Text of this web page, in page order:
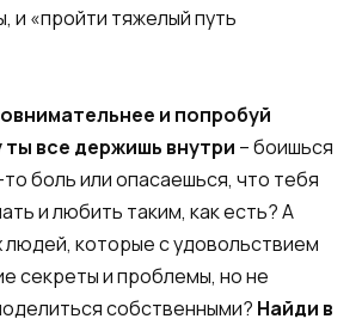
и «пройти тяжелый путь
и попробуй
ты все держишь внутри – боишься
боль или опасаешься, что тебя
и любить таким, как есть? А
людей, которые с удовольствием
секреты и проблемы, но не
собственными? Найди в